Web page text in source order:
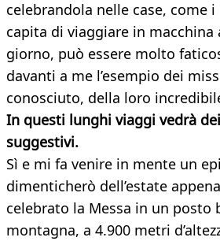
celebrandola nelle case, come
capita di viaggiare in macchina
giorno, può essere molto
davanti a me l’esempio dei
conosciuto, della loro
In questi lunghi viaggi vedrà
suggestivi.
Sì e mi fa venire in mente un
dimenticherò dell’estate
celebrato la Messa in un posto
montagna, a 4.900 metri